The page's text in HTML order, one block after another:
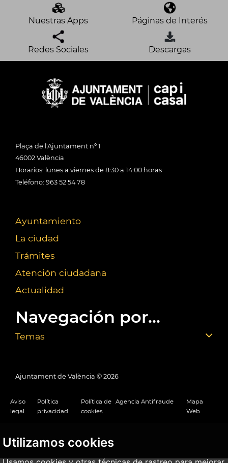
Utilizamos cookies
Nuestras Apps Páginas de Interés
Redes Sociales Descargas
Plaça de l'Ajuntament nº 1
46002 València
Horarios: lunes a viernes de 8:30 a 14:00 horas
Teléfono: 963 52 54 78
Ayuntamiento
La ciudad
Trámites
Atención ciudadana
Actualidad
Navegación por...
Temas
Ajuntament de València © 2026
Aviso
legal
Política
privacidad
Política de
cookies
Agencia Antifraude
Mapa
Web